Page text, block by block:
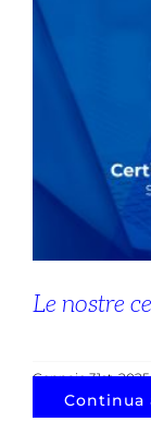
Le nostre
Gennaio 31st, 2025
Continua